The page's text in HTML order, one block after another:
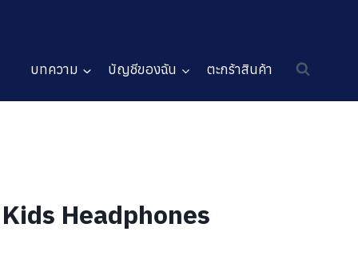
บทความ บัญชีของฉัน ตะกร้าสินค้า
Headphones